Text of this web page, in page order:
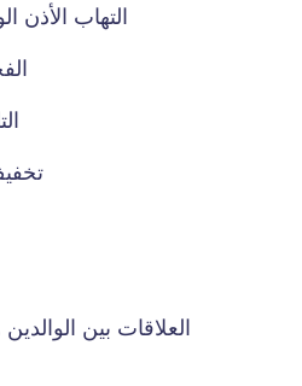
التهاب الأذن
العلاقات بين